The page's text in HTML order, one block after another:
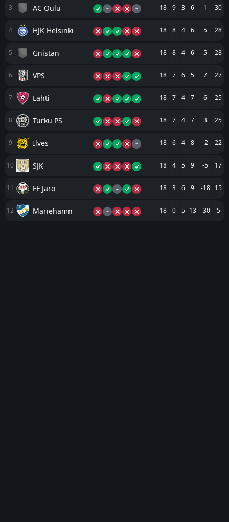
3 AC Oulu - - 18 9 3 6 1 30
4 HJK Helsinki 18 8 4 6 5 28
5 Gnistan 18 8 4 6 5 28
6 VPS 18 7 6 5 7 27
7 Lahti 18 7 4 7 6 25
8 Turku PS 18 7 4 7 3 25
9 Ilves - 18 6 4 8 -2 22
10 SJK 18 4 5 9 -5 17
11 FF Jaro - 18 3 6 9 -18 15
12 Mariehamn - 18 0 5 13 -30 5